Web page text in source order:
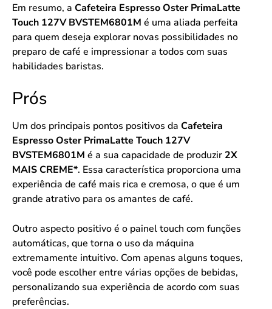
Em resumo, a Cafeteira Espresso Oster PrimaLatte
Touch 127V BVSTEM6801M é uma aliada perfeita
para quem deseja explorar novas possibilidades no
preparo de café e impressionar a todos com suas
habilidades baristas.
Prós
Um dos principais pontos positivos da Cafeteira
Espresso Oster PrimaLatte Touch 127V
BVSTEM6801M é a sua capacidade de produzir 2X
MAIS CREME*. Essa característica proporciona uma
experiência de café mais rica e cremosa, o que é um
grande atrativo para os amantes de café.
Outro aspecto positivo é o painel touch com funções
automáticas, que torna o uso da máquina
extremamente intuitivo. Com apenas alguns toques,
você pode escolher entre várias opções de bebidas,
personalizando sua experiência de acordo com suas
preferências.